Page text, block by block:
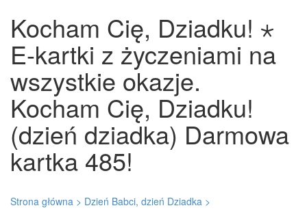
Kocham Cię, Dziadku! ⋆
E-kartki z życzeniami na
wszystkie okazje.
Kocham Cię, Dziadku!
(dzień dziadka) Darmowa
kartka 485!
Strona główna > Dzień Babci, dzień Dziadka >